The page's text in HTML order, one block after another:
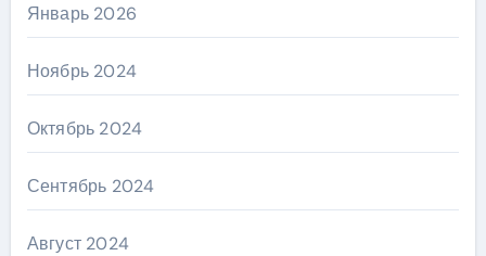
Январь 2026
Ноябрь 2024
Октябрь 2024
Сентябрь 2024
Август 2024